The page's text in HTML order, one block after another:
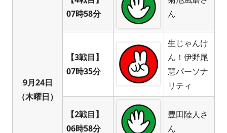
9月24日
（木曜日）
07時58分
ん
【3戦目】
07時35分
生じゃんけ
ん！伊野尾
慧パーソナ
リティ
【2戦目】
06時58分
豊田陸人さ
ん